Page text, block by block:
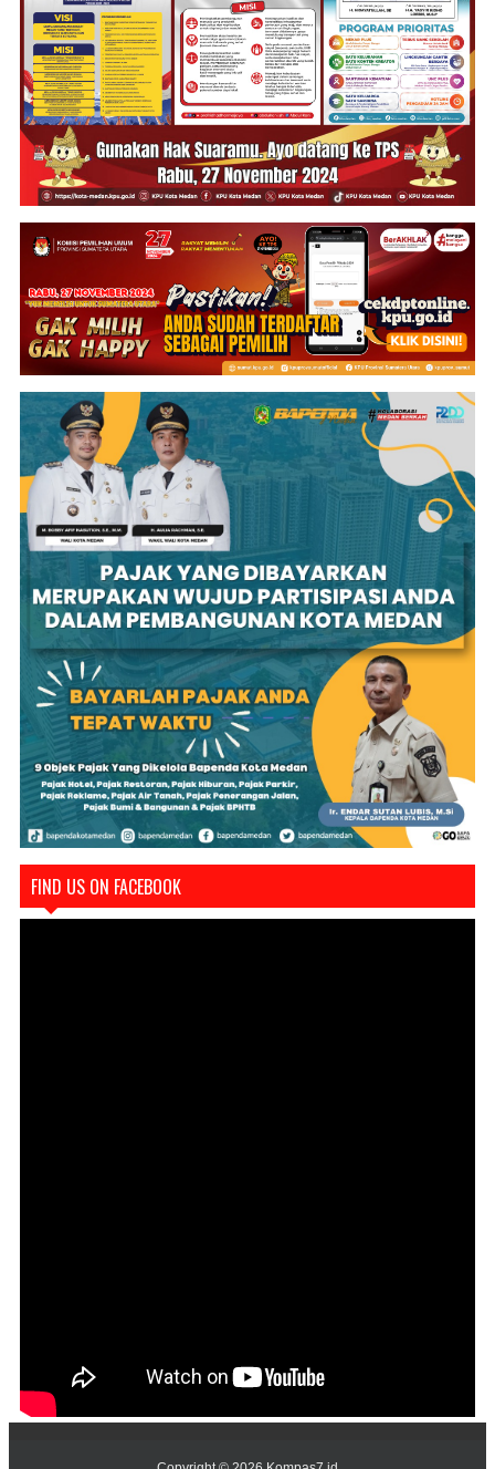
FIND US ON FACEBOOK